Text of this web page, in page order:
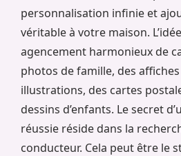
personnalisation infinie et
véritable à votre maison.
agencement harmonieux de
photos de famille, des affiches
illustrations, des cartes
dessins d’enfants. Le secret
réussie réside dans la
conducteur. Cela peut être le